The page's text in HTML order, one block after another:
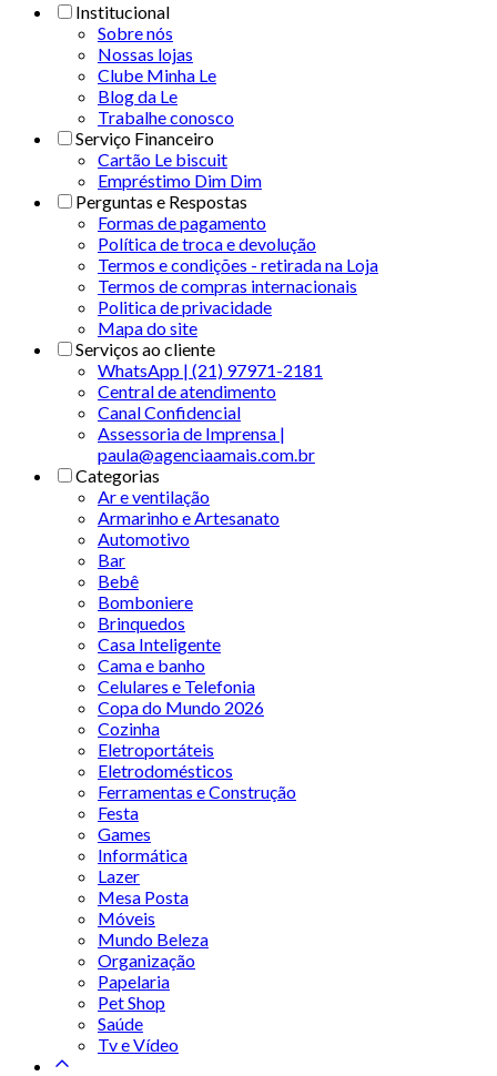
Institucional
Sobre nós
Nossas lojas
Clube Minha Le
Blog da Le
Trabalhe conosco
Serviço Financeiro
Cartão Le biscuit
Empréstimo Dim Dim
Perguntas e Respostas
Formas de pagamento
Política de troca e devolução
Termos e condições - retirada na Loja
Termos de compras internacionais
Politica de privacidade
Mapa do site
Serviços ao cliente
WhatsApp | (21) 97971-2181
Central de atendimento
Canal Confidencial
Assessoria de Imprensa |
paula@agenciaamais.com.br
Categorias
Ar e ventilação
Armarinho e Artesanato
Automotivo
Bar
Bebê
Bomboniere
Brinquedos
Casa Inteligente
Cama e banho
Celulares e Telefonia
Copa do Mundo 2026
Cozinha
Eletroportáteis
Eletrodomésticos
Ferramentas e Construção
Festa
Games
Informática
Lazer
Mesa Posta
Móveis
Mundo Beleza
Organização
Papelaria
Pet Shop
Saúde
Tv e Vídeo